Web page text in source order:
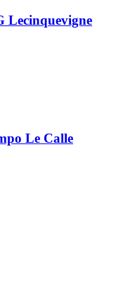
Lecinquevigne
Le Calle